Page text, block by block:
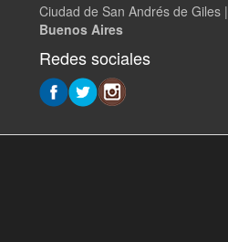
Ciudad de San Andrés de Giles |
Buenos Aires
Redes sociales